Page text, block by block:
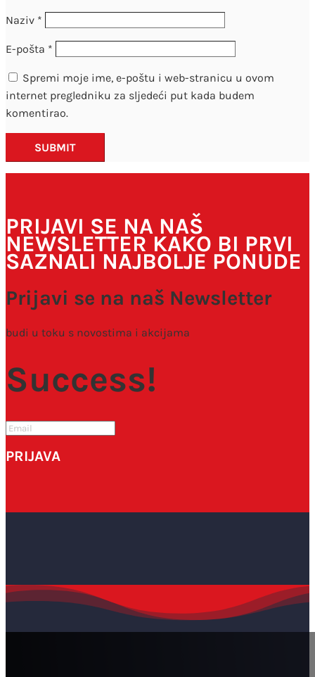
Naziv *
E-pošta *
Spremi moje ime, e-poštu i web-stranicu u ovom
internet pregledniku za sljedeći put kada budem
komentirao.
SUBMIT
PRIJAVI SE NA NAŠ
NEWSLETTER KAKO BI PRVI
SAZNALI NAJBOLJE PONUDE
Prijavi se na naš Newsletter
budi u toku s novostima i akcijama
Success!
PRIJAVA